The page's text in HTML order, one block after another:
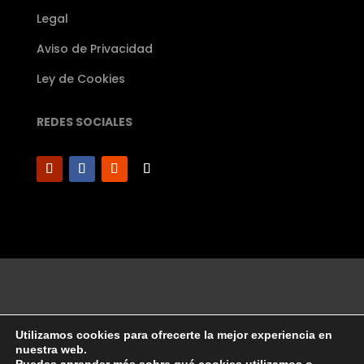
Legal
Aviso de Privacidad
Ley de Cookies
REDES SOCIALES
©Diseñado por Angel Ugalde│2003 Todos los
Derechos de Autor Reservados
Utilizamos cookies para ofrecerte la mejor experiencia en
nuestra web.